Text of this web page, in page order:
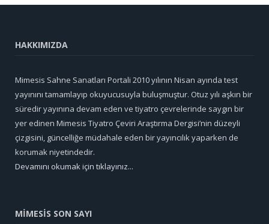
HAKKIMIZDA
Mimesis Sahne Sanatları Portali 2010 yılının Nisan ayında test
yayınını tamamlayıp okuyucusuyla buluşmuştur. Otuz yılı aşkın bir
süredir yayınına devam eden ve tiyatro çevrelerinde saygın bir
yer edinen Mimesis Tiyatro Çeviri Araştırma Dergisi’nin düzeyli
çizgisini, güncelliğe müdahale eden bir yayıncılık yaparken de
korumak niyetindedir.
Devamını okumak için tıklayınız...
MİMESİS SON SAYI